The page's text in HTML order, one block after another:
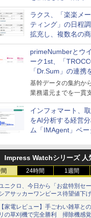
送信防止アドイン
を提供
ラクス、「楽楽メ
ティング」の日程
拡充し、複数名の商
整を効率化
primeNumberとウ
ーク1st、「
「Dr.Sum」の連携
基幹データの集約か
業務還元までを一貫
インフォマート、
をAI分析する経営
ム「IMAgent」ベー
Impress Watchシリーズ 人
24時間 1週間
ニクロ、今日から「お盆特別セ
アサッカーワンピース待望値下
ョーツは1990円に
家電レビュー】手ごわい雑草と
の草刈機で完全勝利 掃除機感